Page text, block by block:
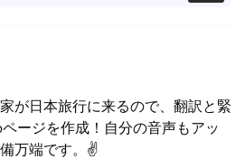
が日本旅行に来るので、翻訳と緊
ージを作成！自分の音声もアッ
万端です。✌️